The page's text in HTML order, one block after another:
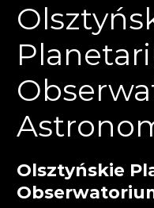
Olsztyńskie